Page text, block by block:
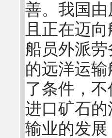
善。我国
且正在迈
船员外派
的远洋运
了条件，
进口矿石
输业的发